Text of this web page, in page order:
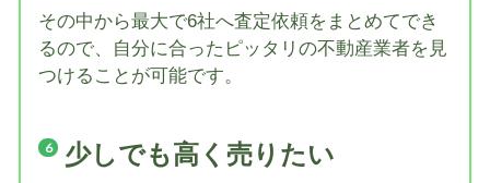
その中から最大で6社へ査定依頼をまとめてでき
るので、自分に合ったピッタリの不動産業者を見
つけることが可能です。
少しでも高く売りたい